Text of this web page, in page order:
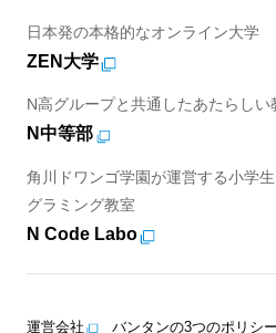
日本発の本格的なオンライン大学
ZEN大学
N高グループと共通したあたらしい
N中等部
角川ドワンゴ学園が運営する小学
グラミング教室
N Code Labo
運営会社 バンタンの3つのポリシー